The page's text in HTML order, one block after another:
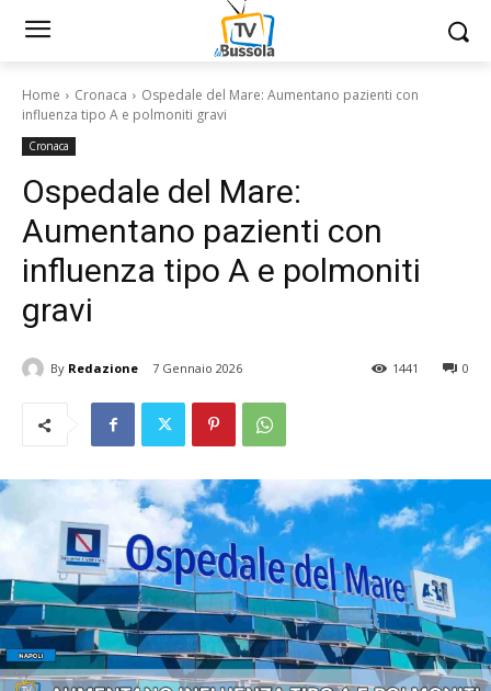
Home Cronaca
Ospedale del Mare: Aumentano pazienti con
influenza tipo A e polmoniti gravi
Cronaca
Ospedale del Mare:
Aumentano pazienti con
influenza tipo A e polmoniti
gravi
By Redazione 7 Gennaio 2026 0
1441